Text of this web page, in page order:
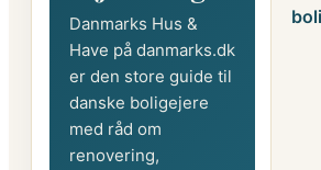
Danmarks Hus &
Have på danmarks.dk
er den store guide til
danske boligejere
med råd om
renovering,